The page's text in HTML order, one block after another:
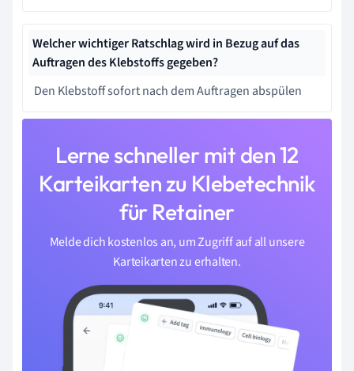
Welcher wichtiger Ratschlag wird in Bezug auf das
Auftragen des Klebstoffs gegeben?
Den Klebstoff sofort nach dem Auftragen abspülen
Lerne schneller mit den 12
Karteikarten zu Klebetechnik
für Retainer
Melde dich kostenlos an, um Zugriff auf all unsere
Karteikarten zu erhalten.